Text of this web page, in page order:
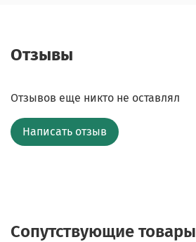
Отзывы
Отзывов еще никто не оставлял
Написать отзыв
Сопутствующие товары